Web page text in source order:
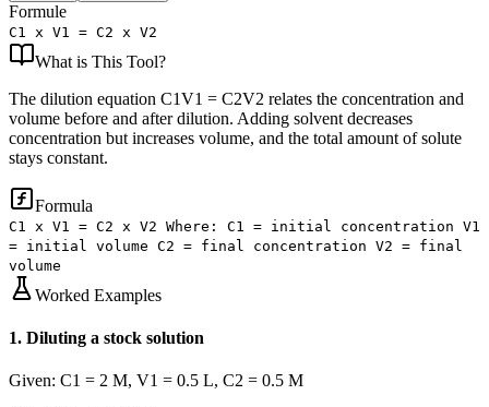
Formule
C1 x V1 = C2 x V2
What is This Tool?
The dilution equation C1V1 = C2V2 relates the concentration and
volume before and after dilution. Adding solvent decreases
concentration but increases volume, and the total amount of solute
stays constant.
Formula
C1 x V1 = C2 x V2 Where: C1 = initial concentration V1
= initial volume C2 = final concentration V2 = final
volume
Worked Examples
1. Diluting a stock solution
Given: C1 = 2 M, V1 = 0.5 L, C2 = 0.5 M